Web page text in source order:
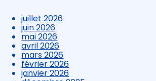
juillet 2026
juin 2026
mai 2026
avril 2026
mars 2026
février 2026
janvier 2026